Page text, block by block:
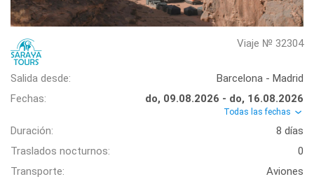
Viaje № 32304
Salida desde:
Barcelona - Madrid
Fechas:
do, 09.08.2026 - do, 16.08.2026
Todas las fechas
Duración:
8 días
Traslados nocturnos:
0
Transporte:
Aviones